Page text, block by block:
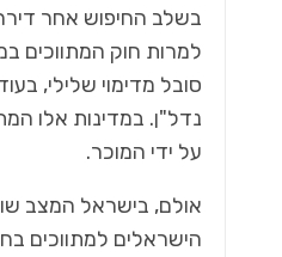
בשלב החיפוש אחר
למרות חוק המתווכים
סובל מדימוי שלילי,
נדל"ן. במדינות אלו
על ידי המוכר.
אולם, בישראל המצב
הישראלים למתווכים
כל מה